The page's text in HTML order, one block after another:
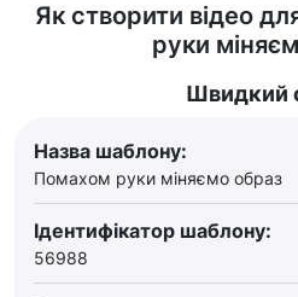
Як створити відео
руки
Швидкий
Назва шаблону:
Помахом руки міняємо образ
Ідентифікатор шаблону:
56988